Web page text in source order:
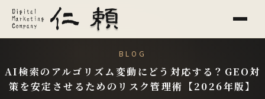
BLOG
AI検索のアルゴリズム変動にどう対応する？GEO対
策を安定させるためのリスク管理術【2026年版】